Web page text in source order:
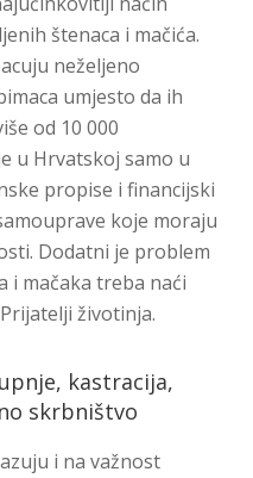
štenaca i mačića.
neželjeno
umjesto da ih
od 10 000
u Hrvatskoj samo u
propise i financijski
koje moraju
Dodatni je problem
i mačaka treba naći
životinja.
kastracija,
skrbništvo
i na važnost